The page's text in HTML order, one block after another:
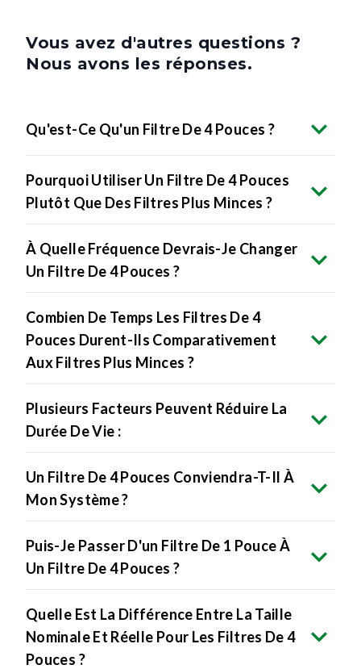
Vous avez d'autres questions ?
Nous avons les réponses.
Qu'est-Ce Qu'un Filtre De 4 Pouces ?
Pourquoi Utiliser Un Filtre De 4 Pouces
Plutôt Que Des Filtres Plus Minces ?
À Quelle Fréquence Devrais-Je Changer
Un Filtre De 4 Pouces ?
Combien De Temps Les Filtres De 4
Pouces Durent-Ils Comparativement
Aux Filtres Plus Minces ?
Plusieurs Facteurs Peuvent Réduire La
Durée De Vie :
Un Filtre De 4 Pouces Conviendra-T-Il À
Mon Système ?
Puis-Je Passer D'un Filtre De 1 Pouce À
Un Filtre De 4 Pouces ?
Quelle Est La Différence Entre La Taille
Nominale Et Réelle Pour Les Filtres De 4
Pouces ?